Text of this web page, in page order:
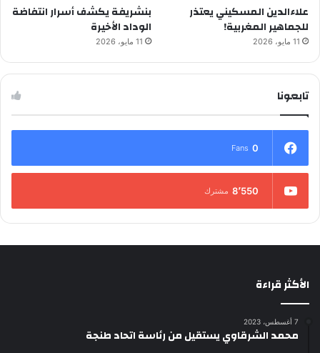
علاءالدين المسكيني يعتذر
للجماهير المغربية!
11 مايو، 2026
بنشريفة يكشف أسرار انتفاضة
الوداد الأخيرة
11 مايو، 2026
تابعونا
0
Fans
8٬550 مشترك
الأكثر قراءة
7 أغسطس، 2023
محمد الشرقاوي يستقيل من رئاسة اتحاد طنجة